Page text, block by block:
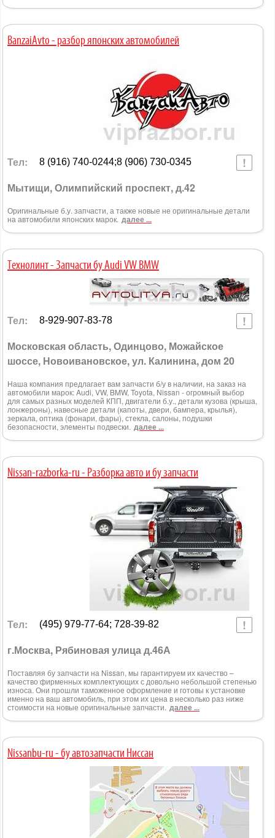
BanzaiAvto - разбор японских автомобилей
Тел: 8 (916) 740-0244;8 (906) 730-0345
Мытищи, Олимпийский проспект, д.42
Оригинальные б.у. запчасти, а также новые не оригинальные детали
на автомобили японских марок. далее ...
Технолинт - Запчасти бу Audi VW BMW
Тел: 8-929-907-83-78
Московская область, Одинцово, Можайское
шоссе, Новоивановское, ул. Калинина, дом 20
Наша компания предлагает вам запчасти б/у в наличии, на заказ на
автомобили марок: Audi, VW, BMW, Toyota, Nissan - огромный выбор
для самых разных моделей КПП, двигатели б.у., детали кузова (крыша,
лонжероны), навесные детали (капоты, двери, бампера, крылья),
зеркала, оптика (фонари, фары), стекла, салоны, подушки
безопасности, элементы подвески. далее ...
Nissan-razborka-ru - Разборка авто и бу запчасти
Тел: (495) 979-77-64; 728-39-82
г.Москва, Рябиновая улица д.46А
Поставляя бу запчасти на Nissan, мы гарантируем их качество –
качество фирменных комплектующих с довольно небольшой степенью
износа. Они прошли таможенное оформление и готовы к установке
именно на ваш автомобиль, при этом их цена в несколько раз ниже
стоимости на новые оригинальные запчасти. далее ...
Nissanbu-ru - бу автозапчасти Ниссан